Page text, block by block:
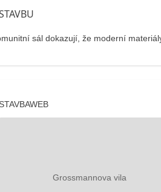
sál dokazují, že moderní
STAVBAWEB